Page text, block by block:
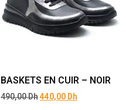
BASKETS EN CUIR – NOIR
490,00Dh440,00 Dh